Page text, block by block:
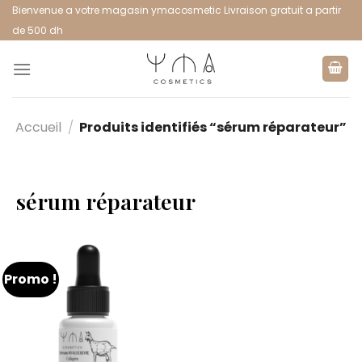
Bienvenue a votre magasin ymacosmetic Livraison gratuit a partir
de 500 dh
Accueil / Produits identifiés “sérum réparateur”
sérum réparateur
Promo !